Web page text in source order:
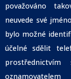
považováno
neuvede své
bylo možné
účelné sdělit